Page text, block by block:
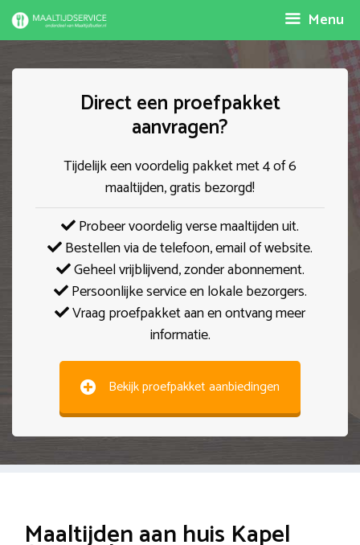
Spring
naar
Menu
Direct een proefpakket
aanvragen?
Tijdelijk een voordelig pakket met 4 of 6
maaltijden, gratis bezorgd!
Probeer voordelig verse maaltijden uit.
Bestellen via de telefoon, email of website.
Geheel vrijblijvend, zonder abonnement.
Persoonlijke service en lokale bezorgers.
Vraag proefpakket aan en ontvang meer
informatie.
Bekijk proefpakket aanbiedingen
Maaltijden aan huis Kapel